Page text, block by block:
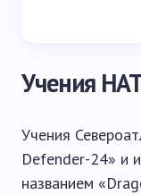
Учения
Учения
Defender-24» и
названием